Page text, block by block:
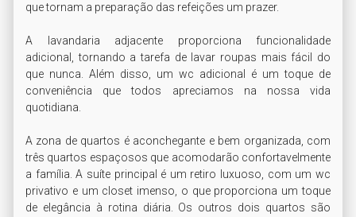
que tornam a preparação das refeições um prazer.
A lavandaria adjacente proporciona funcionalidade
adicional, tornando a tarefa de lavar roupas mais fácil do
que nunca. Além disso, um wc adicional é um toque de
conveniência que todos apreciamos na nossa vida
quotidiana.
A zona de quartos é aconchegante e bem organizada, com
três quartos espaçosos que acomodarão confortavelmente
a família. A suíte principal é um retiro luxuoso, com um wc
privativo e um closet imenso, o que proporciona um toque
de elegância à rotina diária. Os outros dois quartos são